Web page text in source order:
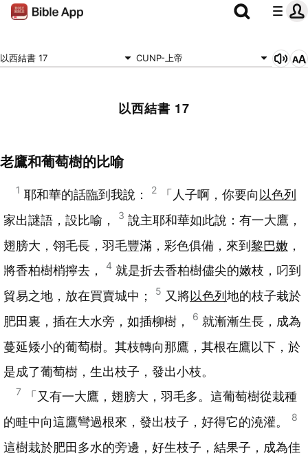
以西結書 17 CUNP-上帝
以西結書 17
老鷹和葡萄樹的比喻
1 耶和華的話臨到我說： 2 「人子啊，你要向 以色列
家出謎語，設比喻，
3 說主耶和華如此說：有一大鷹，
翅膀大，翎毛長，羽毛豐滿，彩色俱備，來到 黎巴嫩 ，
將香柏樹梢擰去，
4 就是折去香柏樹儘尖的嫩枝，叼到
貿易之地，放在買賣城中；
5 又將以色列地的枝子栽於
肥田裏，插在大水旁，如插柳樹，
6 就漸漸生長，成為
蔓延矮小的葡萄樹。其枝轉向那鷹，其根在鷹以下，於
是成了葡萄樹，生出枝子，發出小枝。
7
「又有一大鷹，翅膀大，羽毛多。這葡萄樹從栽種
的畦中向這鷹彎過根來，發出枝子，好得它的澆灌。
8
這樹栽於肥田多水的旁邊，好生枝子，結果子，成為佳